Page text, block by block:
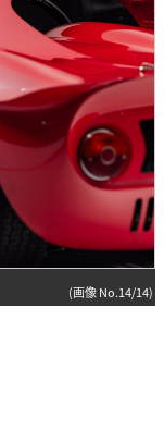
(画像 No.14/14)